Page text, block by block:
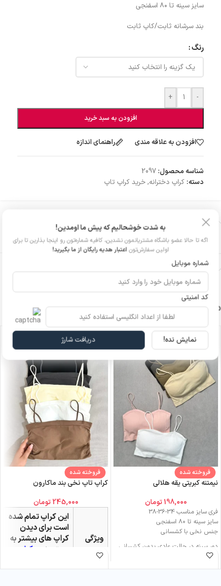
سایز سینه تا ۸۰ اسفنجی
بند سرشانه ثابت/کاپ ثابت
رنگ
-
+
افزودن به سبد خرید
افزودن به علاقه مندی راهنمای اندازه
شناسه محصول: 2097
دسته: کراپ دخترانه,خرید کراپ تاپ
توضیحات تکمیلی
رنگ
خردلی,سفید, طوسی,قرمز,مشکی
نظرات (0)
محصولات مشابه
فروخته شده
نیمتنه کبریتی یقه هلالی
198,000تومان
فری سایز مناسب 34-36-38
سایز سینه تا ۸۰ اسفنجی
جنس نخی با کشسانی
دور سینه در حالت عادی بدون کشسانی
50cm
فروخته شده
کراپ تاپ نخی بند ماکارون
245,000 تومان
ویژگی
این کراپ تمام شده
است برای دیدن
کراپ های بیشتر به
دسته بندی
کراپ
به شدت خوشحالیم که پیش ما اومدین!
اگه تا حالا عضو باشگاه مشتریانمون نشدین، کافیه شماره‌تون رو اینجا بذارین تا برای
اولین سفارش‌تون اعتبار هدیه رایگان از ما بگیرید!
شماره موبایل
کد امنیتی
نمایش نده! دریافت شارژ